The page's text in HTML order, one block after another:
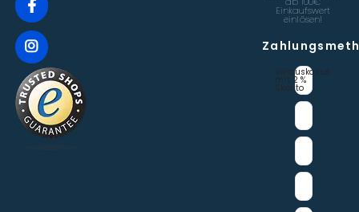
Einkaufswert
einlösen!
Vorauskasse
mit 2 %
Skonto